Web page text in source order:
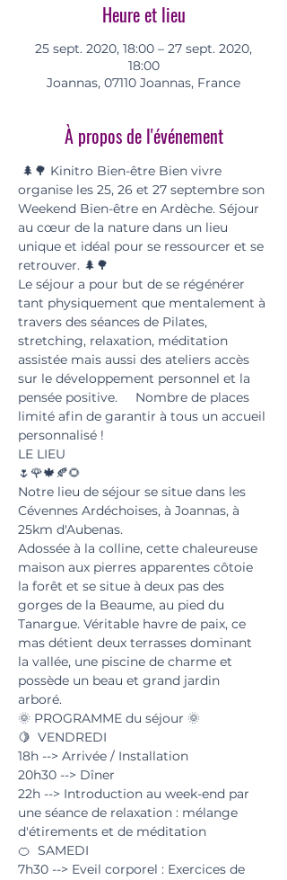
Heure et lieu
25 sept. 2020, 18:00 – 27 sept. 2020,
18:00
Joannas, 07110 Joannas, France
À propos de l'événement
🌲🌳 Kinitro Bien-être Bien vivre
organise les 25, 26 et 27 septembre son
Weekend Bien-être en Ardèche. Séjour
au cœur de la nature dans un lieu
unique et idéal pour se ressourcer et se
retrouver. 🌲🌳
Le séjour a pour but de se régénérer
tant physiquement que mentalement à
travers des séances de Pilates,
stretching, relaxation, méditation
assistée mais aussi des ateliers accès
sur le développement personnel et la
pensée positive.     Nombre de places
limité afin de garantir à tous un accueil
personnalisé !
LE LIEU
🌷🌹🍁🍂🌻
Notre lieu de séjour se situe dans les
Cévennes Ardéchoises, à Joannas, à
25km d'Aubenas.
Adossée à la colline, cette chaleureuse
maison aux pierres apparentes côtoie
la forêt et se situe à deux pas des
gorges de la Beaume, au pied du
Tanargue. Véritable havre de paix, ce
mas détient deux terrasses dominant
la vallée, une piscine de charme et
possède un beau et grand jardin
arboré.
🌞 PROGRAMME du séjour 🌞
🍋  VENDREDI
18h --> Arrivée / Installation
20h30 --> Dîner
22h --> Introduction au week-end par
une séance de relaxation : mélange
d'étirements et de méditation
🍊  SAMEDI
7h30 --> Eveil corporel : Exercices de